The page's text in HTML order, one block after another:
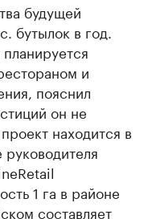
будущей
бутылок в год.
и
пояснил
он не
находится в
1 га в районе
составляет